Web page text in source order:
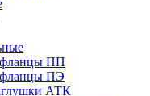
фланцы ПП
фланцы ПЭ
АТК